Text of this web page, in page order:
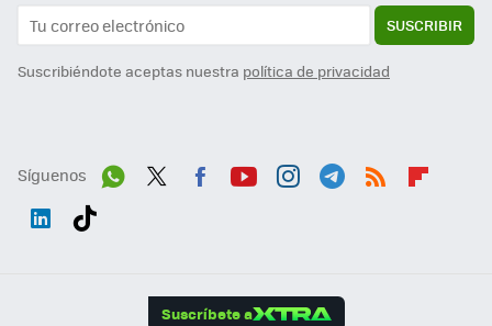
SUSCRIBIR
Suscribiéndote aceptas nuestra política de privacidad
Síguenos
Suscríbete a